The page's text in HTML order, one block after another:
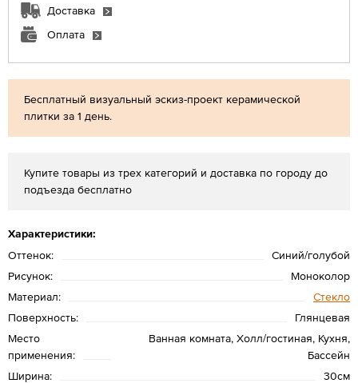
Бесплатный визуальный эскиз-проект керамической
плитки за 1 день.
Купите товары из трех категорий и доставка по городу до
подъезда бесплатно
Характеристики:
Оттенок:
Синий/голубой
Рисунок:
Моноколор
Материал:
Стекло
Поверхность:
Глянцевая
Место
применения:
Ванная комната, Холл/гостиная, Кухня,
Бассейн
Ширина:
30см
Доставка
Оплата